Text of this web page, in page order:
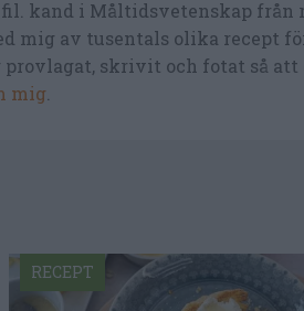
kand i Måltidsvetenskap från
mig av tusentals olika recept
skrivit och fotat så att
mig.
RECEPT